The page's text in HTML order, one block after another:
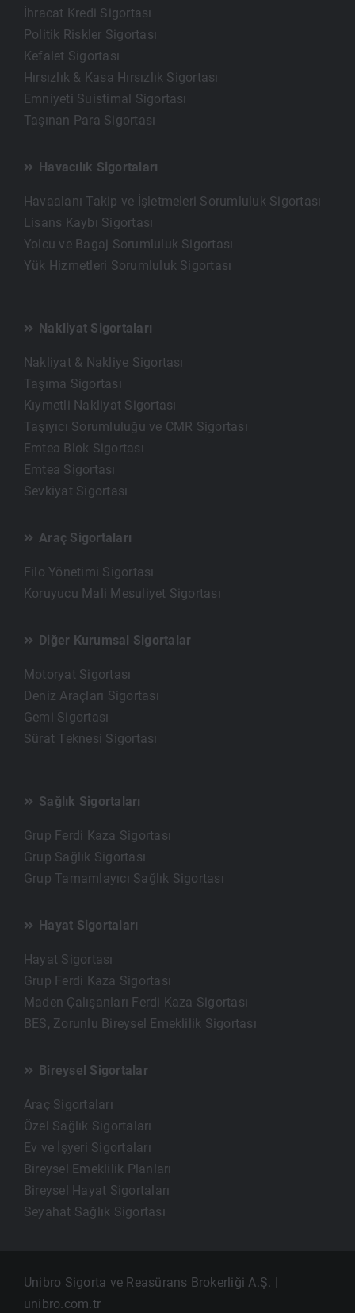
İhracat Kredi Sigortası
Politik Riskler Sigortası
Kefalet Sigortası
Hırsızlık & Kasa Hırsızlık Sigortası
Emniyeti Suistimal Sigortası
Taşınan Para Sigortası
Havacılık Sigortaları
Havaalanı Takip ve İşletmeleri Sorumluluk Sigortası
Lisans Kaybı Sigortası
Yolcu ve Bagaj Sorumluluk Sigortası
Yük Hizmetleri Sorumluluk Sigortası
Nakliyat Sigortaları
Nakliyat & Nakliye Sigortası
Taşıma Sigortası
Kıymetli Nakliyat Sigortası
Taşıyıcı Sorumluluğu ve CMR Sigortası
Emtea Blok Sigortası
Emtea Sigortası
Sevkiyat Sigortası
Araç Sigortaları
Filo Yönetimi Sigortası
Koruyucu Mali Mesuliyet Sigortası
Diğer Kurumsal Sigortalar
Motoryat Sigortası
Deniz Araçları Sigortası
Gemi Sigortası
Sürat Teknesi Sigortası
Sağlık Sigortaları
Grup Ferdi Kaza Sigortası
Grup Sağlık Sigortası
Grup Tamamlayıcı Sağlık Sigortası
Hayat Sigortaları
Hayat Sigortası
Grup Ferdi Kaza Sigortası
Maden Çalışanları Ferdi Kaza Sigortası
BES, Zorunlu Bireysel Emeklilik Sigortası
Bireysel Sigortalar
Araç Sigortaları
Özel Sağlık Sigortaları
Ev ve İşyeri Sigortaları
Bireysel Emeklilik Planları
Bireysel Hayat Sigortaları
Seyahat Sağlık Sigortası
Unibro Sigorta ve Reasürans Brokerliği A.Ş. |
unibro.com.tr